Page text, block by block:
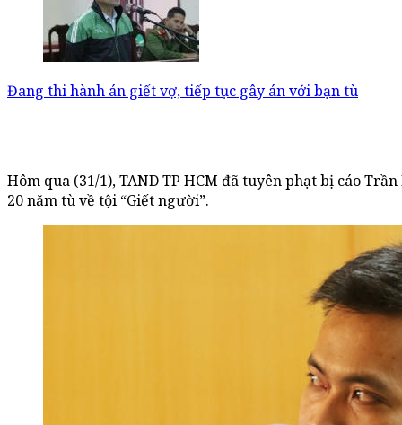
Đang thi hành án giết vợ, tiếp tục gây án với bạn tù
Hôm qua (31/1), TAND TP HCM đã tuyên phạt bị cáo
20 năm tù về tội “Giết người”.